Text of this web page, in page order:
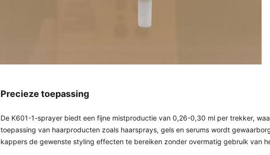
Precieze toepassing
De K601-1-sprayer biedt een fijne mistproductie van 0,26-0,30 ml per trekker,
toepassing van haarproducten zoals haarsprays, gels en serums wordt
kappers de gewenste styling effecten te bereiken zonder overmatig gebruik van